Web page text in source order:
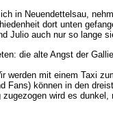
in Neuendettelsau,
dort unten
Julio auch nur so lange
die alte Angst der
werden mit einem Taxi
Fans) können in den
wird es